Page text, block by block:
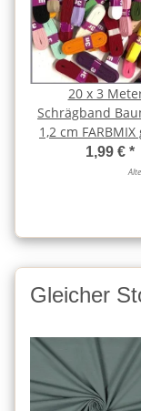
20 x 3
Schrägband
1,2 cm
1,99 € *
Gleicher